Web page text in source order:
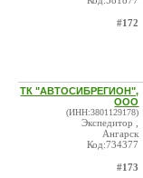
#172
ТК "АВТОСИБРЕГИОН",
ООО
(ИНН:3801129178)
Экспедитор ,
Ангарск
Код:734377
#173